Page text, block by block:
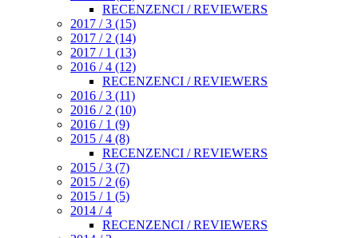
RECENZENCI / REVIEWERS
2017 / 3 (15)
2017 / 2 (14)
2017 / 1 (13)
2016 / 4 (12)
RECENZENCI / REVIEWERS
2016 / 3 (11)
2016 / 2 (10)
2016 / 1 (9)
2015 / 4 (8)
RECENZENCI / REVIEWERS
2015 / 3 (7)
2015 / 2 (6)
2015 / 1 (5)
2014 / 4
RECENZENCI / REVIEWERS